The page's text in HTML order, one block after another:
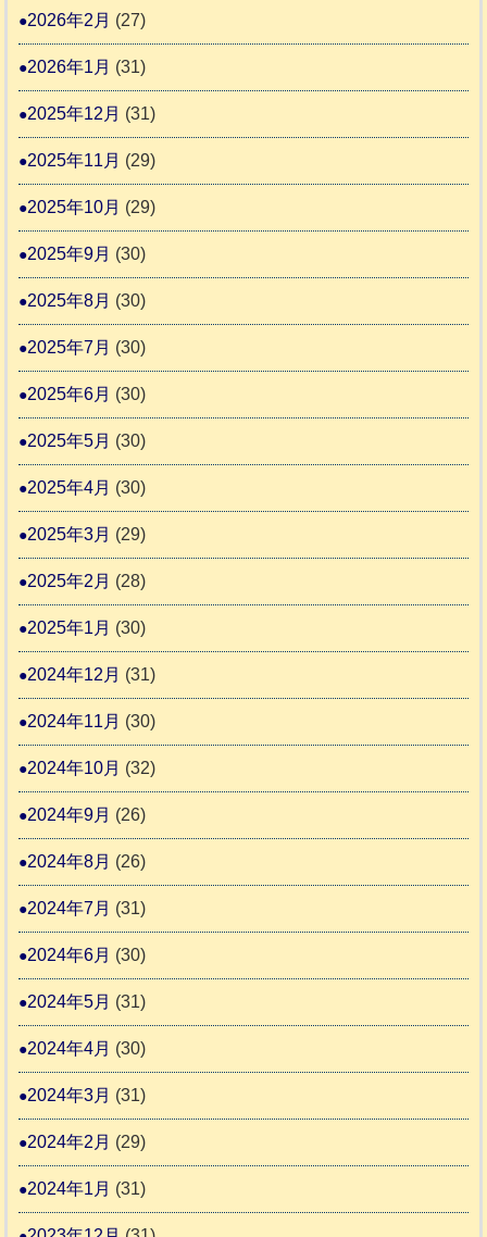
ま
2026年2月 (27)
2026年1月 (31)
2025年12月 (31)
2025年11月 (29)
2025年10月 (29)
2025年9月 (30)
2025年8月 (30)
2025年7月 (30)
2025年6月 (30)
2025年5月 (30)
2025年4月 (30)
2025年3月 (29)
2025年2月 (28)
2025年1月 (30)
2024年12月 (31)
2024年11月 (30)
2024年10月 (32)
2024年9月 (26)
2024年8月 (26)
2024年7月 (31)
2024年6月 (30)
2024年5月 (31)
2024年4月 (30)
2024年3月 (31)
2024年2月 (29)
2024年1月 (31)